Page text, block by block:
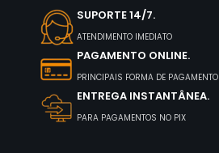
SUPORTE 14/7.
ATENDIMENTO IMEDIATO
PAGAMENTO ONLINE.
PRINCIPAIS FORMA DE PAGAMENTO
ENTREGA INSTANTÂNEA.
PARA PAGAMENTOS NO PIX